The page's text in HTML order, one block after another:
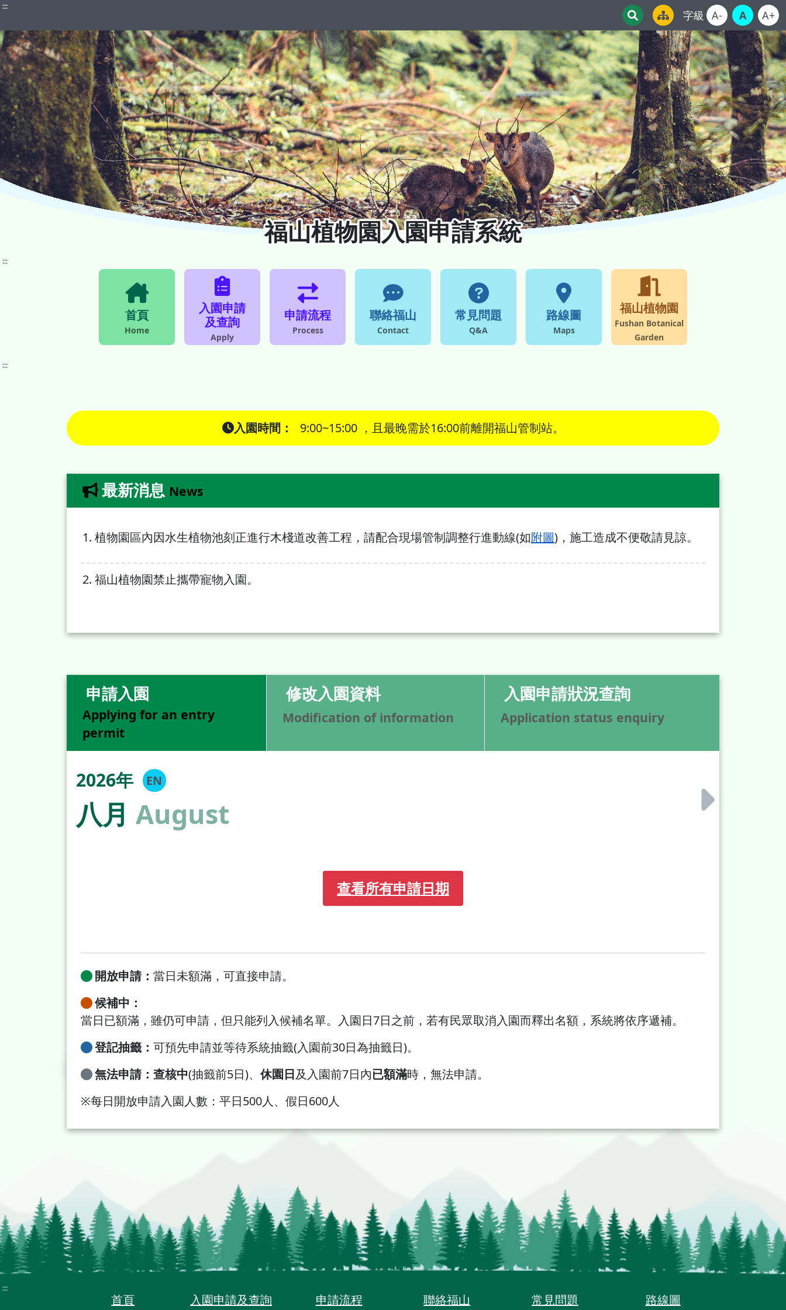
:::
:::
字級 A- A A+
福山植物園入園申請系統
:::
首頁
Home
入園申請
及查詢
Apply
申請流程
Process
聯絡福山
Contact
常見問題
Q&A
路線圖
Maps
福山植物園
Fushan Botanical
Garden
:::
入園時間： 9:00~15:00， 且最晚需於16:00前離開福山管制站。
最新消息 News
植物園區內因水生植物池刻正進行木棧道改善工程，請配合現場管制調整行進動線(如附圖)，施工造成不便敬請見諒。
福山植物園禁止攜帶寵物入園。
申請入園
Applying for an entry
permit
修改入園資料
Modification of information
入園申請狀況查詢
Application status enquiry
2026年 EN
八月 August
查看所有申請日期
開放申請： 當日未額滿，可直接申請。
候補中：
當日已額滿，雖仍可申請，但只能列入候補名單。入園日7日之前，若有民眾取消入園而釋出名額，系統將依序遞補。
登記抽籤： 可預先申請並等待系統抽籤(入園前30日為抽籤日)。
無法申請： 查核中(抽籤前5日)、休園日及入園前7日內已額滿時，無法申請。
※每日開放申請入園人數：平日500人、假日600人
:::
首頁 入園申請及查詢 申請流程 聯絡福山 常見問題 路線圖